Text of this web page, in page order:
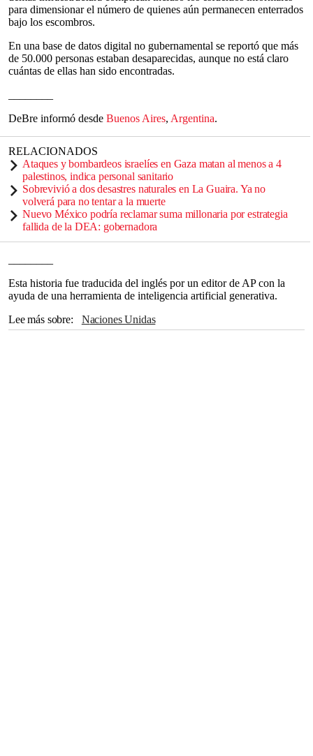
para dimensionar el número de quienes aún permanecen enterrados
bajo los escombros.
En una base de datos digital no gubernamental se reportó que más
de 50.000 personas estaban desaparecidas, aunque no está claro
cuántas de ellas han sido encontradas.
DeBre informó desde Buenos Aires, Argentina.
RELACIONADOS
Ataques y bombardeos israelíes en Gaza matan al menos a 4
palestinos, indica personal sanitario
Sobrevivió a dos desastres naturales en La Guaira. Ya no
volverá para no tentar a la muerte
Nuevo México podría reclamar suma millonaria por estrategia
fallida de la DEA: gobernadora
Esta historia fue traducida del inglés por un editor de AP con la
ayuda de una herramienta de inteligencia artificial generativa.
Lee más sobre
Naciones Unidas